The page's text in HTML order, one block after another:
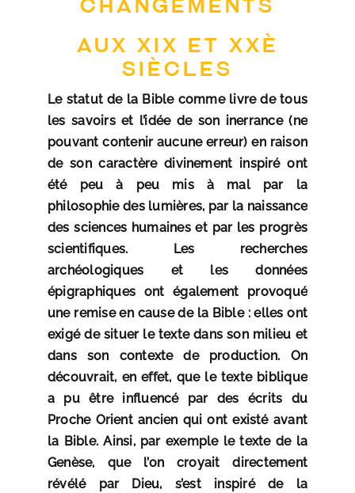
changements
aux XIX et XXè
siècles
Le statut de la Bible comme livre de tous
les savoirs et l’idée de son inerrance (ne
pouvant contenir aucune erreur) en raison
de son caractère divinement inspiré ont
été peu à peu mis à mal par la
philosophie des lumières, par la naissance
des sciences humaines et par les progrès
scientifiques. Les recherches
archéologiques et les données
épigraphiques ont également provoqué
une remise en cause de la Bible : elles ont
exigé de situer le texte dans son milieu et
dans son contexte de production. On
découvrait, en effet, que le texte biblique
a pu être influencé par des écrits du
Proche Orient ancien qui ont existé avant
la Bible. Ainsi, par exemple le texte de la
Genèse, que l’on croyait directement
révélé par Dieu, s’est inspiré de la